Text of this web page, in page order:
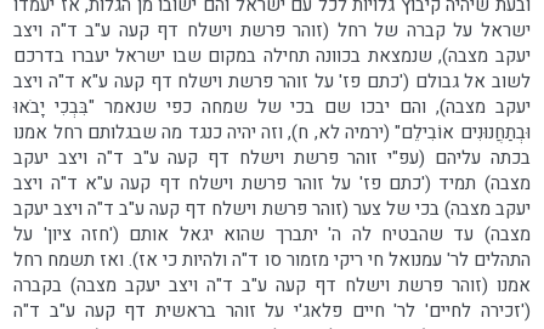
ישראל על קברה של רחל (זוהר פרשת וישלח דף קעה ע"ב ד"ה ויצב
יעקב מצבה), שנמצאת בכוונה תחילה במקום שבו ישראל יעברו בדרכם
לשוב אל גבולם ('כתם פז' על זוהר פרשת וישלח דף קעה ע"א ד"ה ויצב
יעקב מצבה), והם יבכו שם בכי של שמחה כפי שנאמר "בִּבְכִי יָבֹאוּ
וּבְתַחֲנוּנִים אוֹבִילֵם" (ירמיה לא, ח), וזה יהיה כנגד מה שבגלותם רחל אמנו
בכתה עליהם (עפ"י זוהר פרשת וישלח דף קעה ע"ב ד"ה ויצב יעקב
מצבה) תמיד ('כתם פז' על זוהר פרשת וישלח דף קעה ע"א ד"ה ויצב
יעקב מצבה) בכי של צער (זוהר פרשת וישלח דף קעה ע"ב ד"ה ויצב יעקב
מצבה) עד שהבטיח לה ה' יתברך שהוא יגאל אותם ('חזה ציון' על
התהלים לר' עמנואל חי ריקי מזמור סו ד"ה ולהיות כי אז). ואז תשמח רחל
אמנו (זוהר פרשת וישלח דף קעה ע"ב ד"ה ויצב יעקב מצבה) בקברה
('זכירה לחיים' לר' חיים פלאג'י על זוהר בראשית דף קעה ע"ב ד"ה